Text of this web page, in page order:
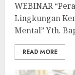
WEBINAR
Lingkungan
Mental” Yth.
READ MORE